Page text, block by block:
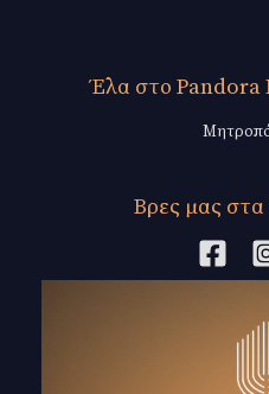
Έλα στο Pandora
Βρες μας